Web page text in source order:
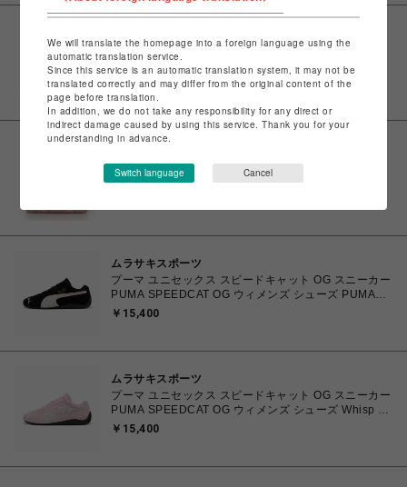
「シュガーバニーズ」折財布
￥16,280
「シュガーバニーズ」ハンドバッグ
￥24,200
ムラサキスポーツ
プーマ ユニセックス スピードキャット OG スニーカー
PUMA SPEEDCAT OG ウィメンズ シューズ PUMA
Black-PUMA White 23.0cm～25.0cm 398846_01
￥15,400
ムラサキスポーツ
プーマ ユニセックス スピードキャット OG スニーカー
PUMA SPEEDCAT OG ウィメンズ シューズ Whisp Of
Pink-PUMA White 23.0cm～25.0cm 398846_04
￥15,400
We will translate the homepage into a foreign language using the
automatic translation service.
Since this service is an automatic translation system, it may not be
translated correctly and may differ from the original content of the
page before translation.
In addition, we do not take any responsibility for any direct or
indirect damage caused by using this service. Thank you for your
understanding in advance.
Switch language Cancel